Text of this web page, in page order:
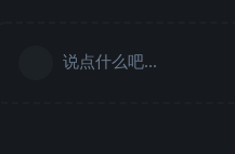
说点什么吧...